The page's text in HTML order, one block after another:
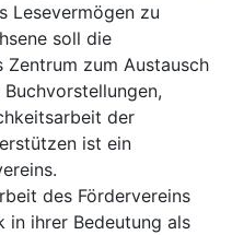
Lesevermögen zu
soll die
zum Austausch
der
ist ein
des Fördervereins
ihrer Bedeutung als